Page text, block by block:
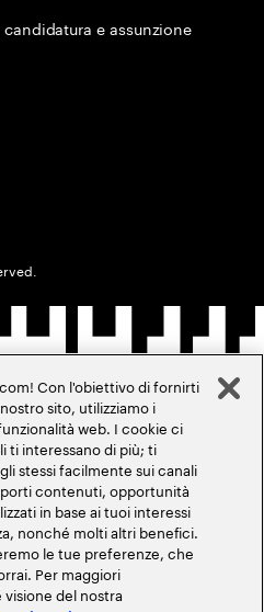
e assunzione
Con l'obiettivo di fornirti
sito, utilizziamo i
web. I cookie ci
ti interessano di più; ti
stessi facilmente sui canali
contenuti, opportunità
in base ai tuoi interessi
nonché molti altri benefici.
le tue preferenze, che
Per maggiori
del nostra